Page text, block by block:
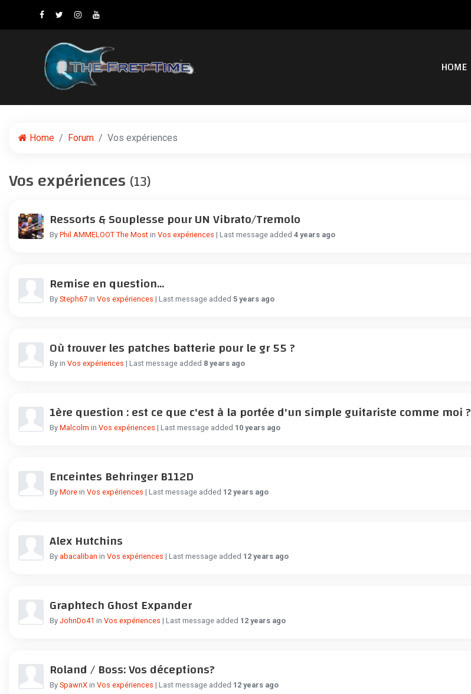
HOME
Home Forum Vos expériences
Vos expériences (13)
Ressorts & Souplesse pour UN Vibrato/Tremolo
By Phil AMMELOOT The Most in Vos expériences | Last message added 4 years ago
Remise en question...
By Steph67 in Vos expériences | Last message added 5 years ago
Où trouver les patches batterie pour le gr 55 ?
By in Vos expériences | Last message added 8 years ago
1ère question : est ce que c'est à la portée d'un simple guitariste comme moi ?
By Malcolm in Vos expériences | Last message added 10 years ago
Enceintes Behringer B112D
By More in Vos expériences | Last message added 12 years ago
Alex Hutchins
By abacaliban in Vos expériences | Last message added 12 years ago
Graphtech Ghost Expander
By JohnDo41 in Vos expériences | Last message added 12 years ago
Roland / Boss: Vos déceptions?
By SpawnX in Vos expériences | Last message added 12 years ago